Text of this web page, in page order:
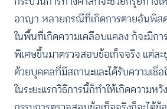
อาญา หลายกรณีที่เกิดการตายอันพิส
ในพื้นที่เกิดความเคลือบแคลง ก็จะมีก
พิเศษขึ้นมาตรวจสอบข้อเท็จจริง แต่ละ
ด้วยบุคคลที่มีสถานะและได้รับความเชื่
ในระยะแรกวิธีการนี้ก็ทำให้เกิดความห